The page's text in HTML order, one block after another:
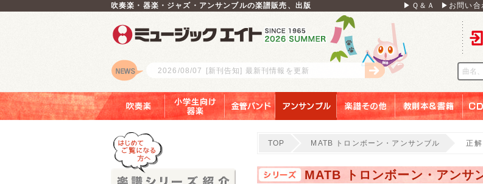
吹奏楽・器楽・ジャズ・アンサンブルの楽譜販売、出版 ▶Ｑ＆Ａ ▶お問い合
ロゴ
2026/08/07 [新刊告知] 最新刊情報を更新
TOP MATB トロンボーン・アンサンブル 正解
MATB トロンボーン・アンサ